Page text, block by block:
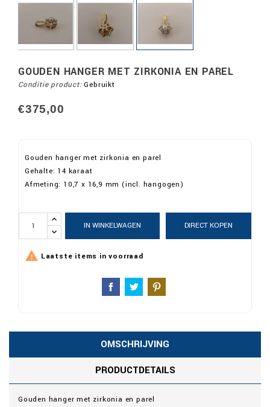
GOUDEN HANGER MET ZIRKONIA EN PAREL
Conditie product: Gebruikt
€375,00
Gouden hanger met zirkonia en parel
Gehalte: 14 karaat
Afmeting: 10,7 x 16,9 mm (incl. hangogen)
IN WINKELWAGEN DIRECT KOPEN
 Laatste items in voorraad
OMSCHRIJVING
PRODUCTDETAILS
Gouden hanger met zirkonia en parel